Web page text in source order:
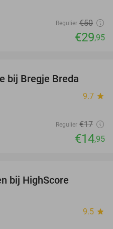
Regulier €50
€29,95
bij Bregje Breda
9.7 star
Regulier €17
€14,95
bij HighScore
9.5 star